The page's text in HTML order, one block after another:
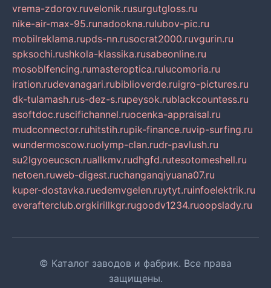
vrema-zdorov.ruvelonik.rusurgutgloss.ru
nike-air-max-95.runadookna.rulubov-pic.ru
mobilreklama.rupds-nn.rusocrat2000.ruvgurin.ru
spksochi.rushkola-klassika.rusabeonline.ru
mosoblfencing.rumasteroptica.rulucomoria.ru
iration.rudevanagari.rubiblioverde.ruigro-pictures.ru
dk-tulamash.rus-dez-s.rupeysok.rublackcountess.ru
asoftdoc.ruscifichannel.ruocenka-appraisal.ru
mudconnector.ruhitstih.rupik-finance.ruvip-surfing.ru
wundermoscow.ruolymp-clan.rudr-pavlush.ru
su2lgyoeucscn.ruallkmv.rudhgfd.rutesotomeshell.ru
netoen.ruweb-digest.ruchanganqiyuana07.ru
kuper-dostavka.ruedemvgelen.ruytyt.ruinfoelektrik.ru
everafterclub.orgkirillkgr.rugoodv1234.ruoopslady.ru
© Каталог заводов и фабрик. Все права
защищены.